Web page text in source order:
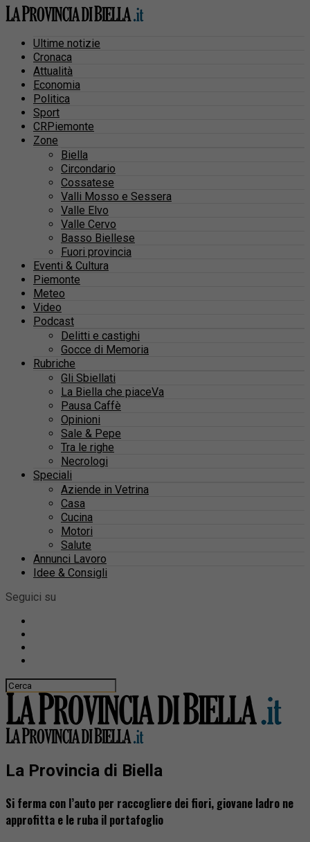
Ultime notizie
Cronaca
Attualità
Economia
Politica
Sport
CRPiemonte
Zone
Biella
Circondario
Cossatese
Valli Mosso e Sessera
Valle Elvo
Valle Cervo
Basso Biellese
Fuori provincia
Eventi & Cultura
Piemonte
Meteo
Video
Podcast
Delitti e castighi
Gocce di Memoria
Rubriche
Gli Sbiellati
La Biella che piaceVa
Pausa Caffè
Opinioni
Sale & Pepe
Tra le righe
Necrologi
Speciali
Aziende in Vetrina
Casa
Cucina
Motori
Salute
Annunci Lavoro
Idee & Consigli
Seguici su
La Provincia di Biella
Si ferma con l’auto per raccogliere dei fiori, giovane ladro ne
approfitta e le ruba il portafoglio